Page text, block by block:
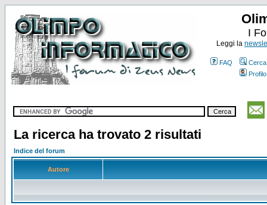
I
Leggi la
FAQ
Cerca
Profilo
La ricerca ha trovato 2 risultati
Indice del forum
Autore